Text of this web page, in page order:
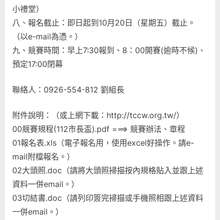
小禮堂）
八、報名截止：即日起到10月20日（星期五）截止。
（以e-mail為憑。）
九、競賽時間：早上7:30報到、8：00開賽(逾時不候)、
預定17:00閉幕
聯絡人：0926-554-812 劉組長
附件說明：（或上網下載：http://tccw.org.tw/）
00競賽規程(112市長盃).pdf ===> 競賽辦法、章程
01報名表.xls（電子報名用，使用excel好操作。請e-
mail附檔報名。）
02大頭照.doc（請將大頭照掃描按內規格貼入並跟上述
資料一併email。）
03切結書.doc（請列印簽完掃描或手機照相跟上述資料
一併email。）